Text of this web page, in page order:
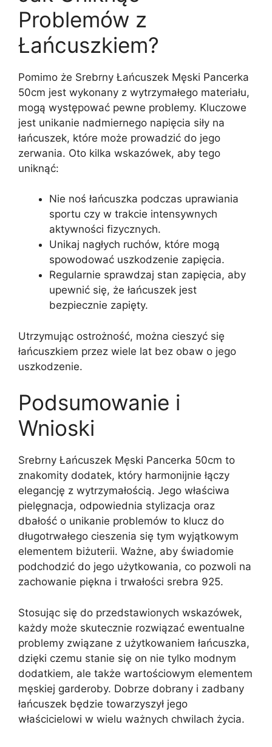
Problemów z
Łańcuszkiem?
Pomimo że Srebrny Łańcuszek Męski Pancerka
50cm jest wykonany z wytrzymałego materiału,
mogą występować pewne problemy. Kluczowe
jest unikanie nadmiernego napięcia siły na
łańcuszek, które może prowadzić do jego
zerwania. Oto kilka wskazówek, aby tego
uniknąć:
Nie noś łańcuszka podczas uprawiania
sportu czy w trakcie intensywnych
aktywności fizycznych.
Unikaj nagłych ruchów, które mogą
spowodować uszkodzenie zapięcia.
Regularnie sprawdzaj stan zapięcia, aby
upewnić się, że łańcuszek jest
bezpiecznie zapięty.
Utrzymując ostrożność, można cieszyć się
łańcuszkiem przez wiele lat bez obaw o jego
uszkodzenie.
Podsumowanie i
Wnioski
Srebrny Łańcuszek Męski Pancerka 50cm to
znakomity dodatek, który harmonijnie łączy
elegancję z wytrzymałością. Jego właściwa
pielęgnacja, odpowiednia stylizacja oraz
dbałość o unikanie problemów to klucz do
długotrwałego cieszenia się tym wyjątkowym
elementem biżuterii. Ważne, aby świadomie
podchodzić do jego użytkowania, co pozwoli na
zachowanie piękna i trwałości srebra 925.
Stosując się do przedstawionych wskazówek,
każdy może skutecznie rozwiązać ewentualne
problemy związane z użytkowaniem łańcuszka,
dzięki czemu stanie się on nie tylko modnym
dodatkiem, ale także wartościowym elementem
męskiej garderoby. Dobrze dobrany i zadbany
łańcuszek będzie towarzyszył jego
właścicielowi w wielu ważnych chwilach życia.